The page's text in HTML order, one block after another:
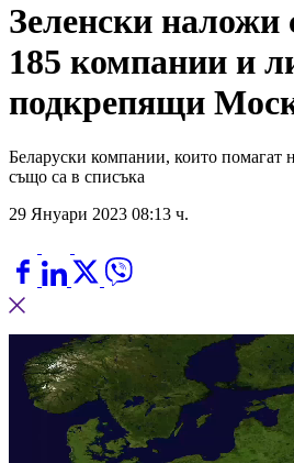
Зеленски наложи
185 компании и
подкрепящи
Беларуски компании, които помагат
също са в списъка
29 Януари 2023 08:13 ч.